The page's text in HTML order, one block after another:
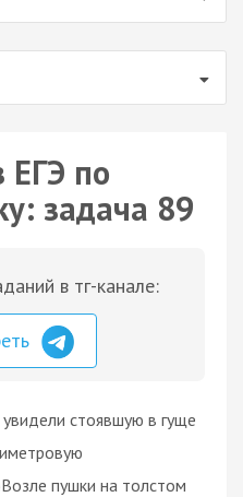
ЕГЭ по
задача 89
в тг-канале:
стоявшую в гуще
пушки на толстом